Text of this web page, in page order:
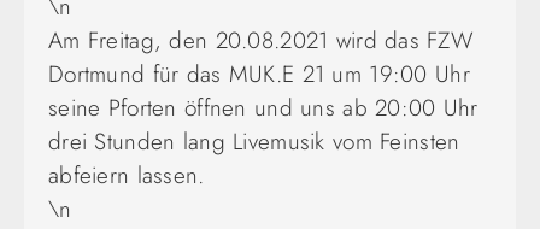
Am Freitag, den 20.08.2021 wird das FZW
Dortmund für das MUK.E 21 um 19:00 Uhr
seine Pforten öffnen und uns ab 20:00 Uhr
drei Stunden lang Livemusik vom Feinsten
abfeiern lassen.
\n